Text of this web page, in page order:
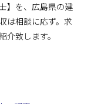
】を、広島県の建
は相談に応ず。求
致します。